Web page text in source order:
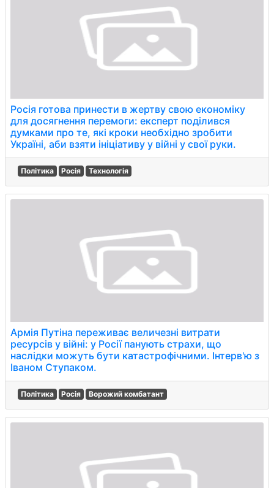
Росія готова принести в жертву свою економіку
для досягнення перемоги: експерт поділився
думками про те, які кроки необхідно зробити
Україні, аби взяти ініціативу у війні у свої руки.
Політика Росія Технологія
Армія Путіна переживає величезні витрати
ресурсів у війні: у Росії панують страхи, що
наслідки можуть бути катастрофічними. Інтерв'ю з
Іваном Ступаком.
Політика Росія Ворожий комбатант